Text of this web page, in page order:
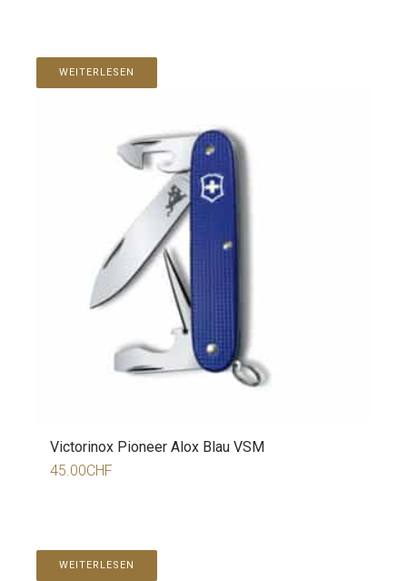
WEITERLESEN
Victorinox Pioneer Alox Blau VSM
45.00CHF
WEITERLESEN